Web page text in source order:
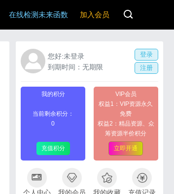
在线检测未来函数 加入会员
您好:未登录
到期时间：无期限
登录
注册
我的积分
当前剩余积分：
0
充值积分
VIP会员
权益1：VIP资源永久
免费
权益2：精品资源、众
筹资源半价积分
立即开通